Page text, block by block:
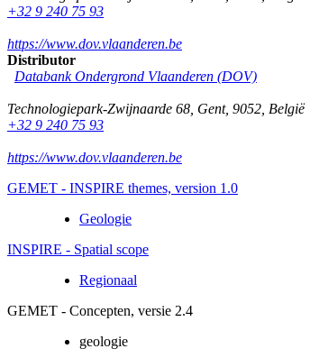
+32 9 240 75 93
https://www.dov.vlaanderen.be
Distributor
Databank Ondergrond Vlaanderen (DOV)
Technologiepark-Zwijnaarde 68 Gent, 9052 België
+32 9 240 75 93
https://www.dov.vlaanderen.be
GEMET - INSPIRE themes, version 1.0
Geologie
INSPIRE - Spatial scope
Regionaal
GEMET - Concepten, versie 2.4
geologie